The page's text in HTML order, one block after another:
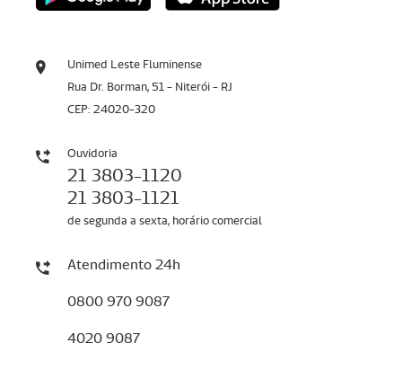
Unimed Leste Fluminense
Rua Dr. Borman, 51 - Niterói - RJ
CEP: 24020-320
Ouvidoria
21 3803-1120
21 3803-1121
de segunda a sexta, horário comercial
Atendimento 24h
0800 970 9087
4020 9087